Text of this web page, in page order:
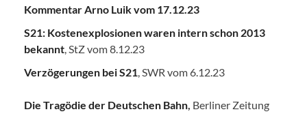
Kommentar Arno Luik vom 17.12.23
S21: Kostenexplosionen waren intern schon 2013
bekannt, StZ vom 8.12.23
Verzögerungen bei S21, SWR vom 6.12.23
Die Tragödie der Deutschen Bahn, Berliner Zeitung